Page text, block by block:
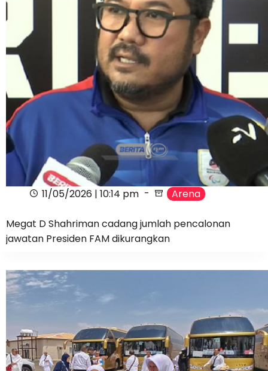
11/05/2026 | 10:14 pm Arena
Megat D Shahriman cadang jumlah pencalonan
jawatan Presiden FAM dikurangkan